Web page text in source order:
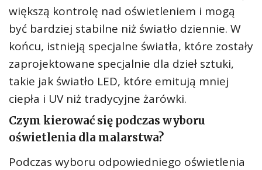
większą kontrolę nad oświetleniem i mogą
być bardziej stabilne niż światło dziennie. W
końcu, istnieją specjalne światła, które zostały
zaprojektowane specjalnie dla dzieł sztuki,
takie jak światło LED, które emitują mniej
ciepła i UV niż tradycyjne żarówki.
Czym kierować się podczas wyboru
oświetlenia dla malarstwa?
Podczas wyboru odpowiedniego oświetlenia